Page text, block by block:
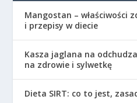
Mangostan – właściwości
i przepisy w diecie
Kasza jaglana na
na zdrowie i sylwetkę
Dieta SIRT: co to jest,